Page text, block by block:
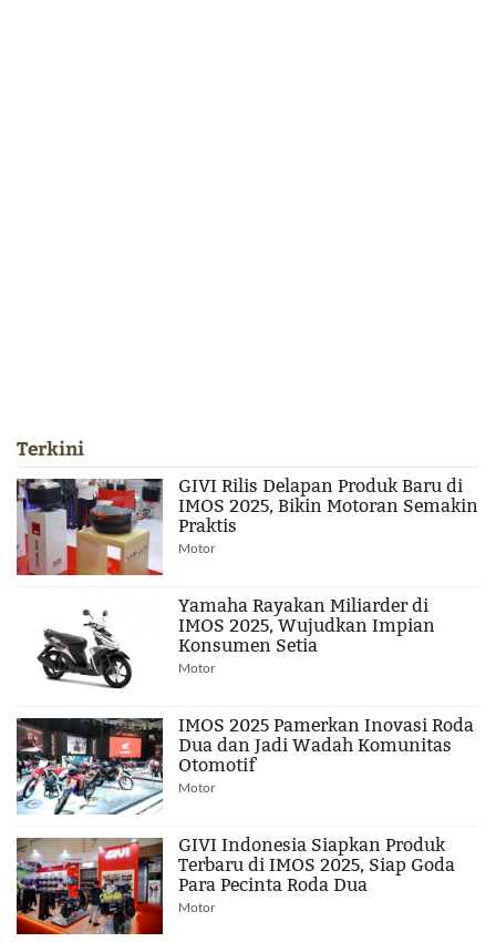
Terkini
GIVI Rilis Delapan Produk Baru di
IMOS 2025, Bikin Motoran Semakin
Praktis
Motor
Yamaha Rayakan Miliarder di
IMOS 2025, Wujudkan Impian
Konsumen Setia
Motor
IMOS 2025 Pamerkan Inovasi Roda
Dua dan Jadi Wadah Komunitas
Otomotif
Motor
GIVI Indonesia Siapkan Produk
Terbaru di IMOS 2025, Siap Goda
Para Pecinta Roda Dua
Motor